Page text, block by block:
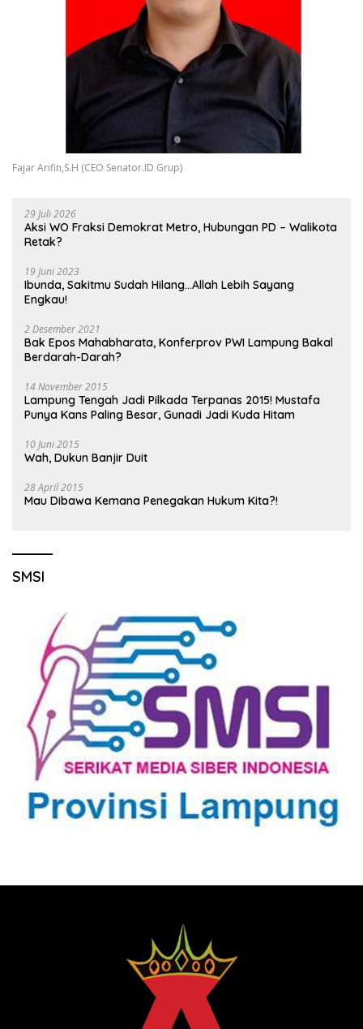
Fajar Arifin,S.H (CEO Senator.ID Grup)
29 Juli 2026
Aksi WO Fraksi Demokrat Metro, Hubungan PD – Walikota
Retak?
19 Juni 2023
Ibunda, Sakitmu Sudah Hilang…Allah Lebih Sayang
Engkau!
2 Desember 2021
Bak Epos Mahabharata, Konferprov PWI Lampung Bakal
Berdarah-Darah?
14 November 2015
Lampung Tengah Jadi Pilkada Terpanas 2015! Mustafa
Punya Kans Paling Besar, Gunadi Jadi Kuda Hitam
10 Juni 2015
Wah, Dukun Banjir Duit
28 April 2015
Mau Dibawa Kemana Penegakan Hukum Kita?!
SMSI